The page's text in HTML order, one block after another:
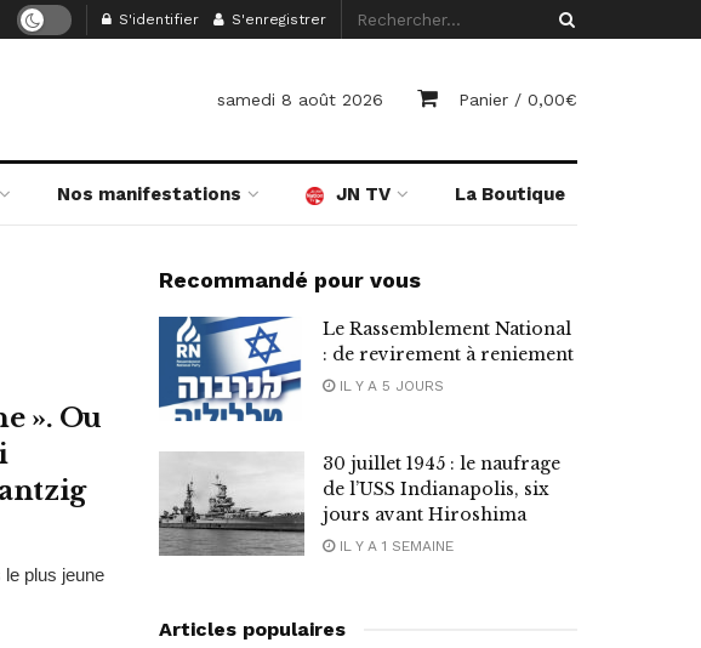
S'identifier S'enregistrer
samedi 8 août 2026 Panier / 0,00€
Nos manifestations JN TV La Boutique
». Ou
le plus jeune
Recommandé pour vous
Le Rassemblement National
: de revirement à reniement
IL Y A 5 JOURS
30 juillet 1945 : le naufrage
de l’USS Indianapolis, six
jours avant Hiroshima
IL Y A 1 SEMAINE
Articles populaires